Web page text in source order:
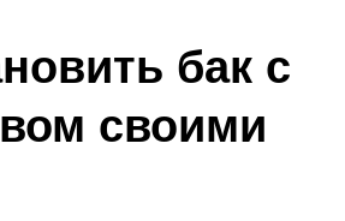
бак с
своими